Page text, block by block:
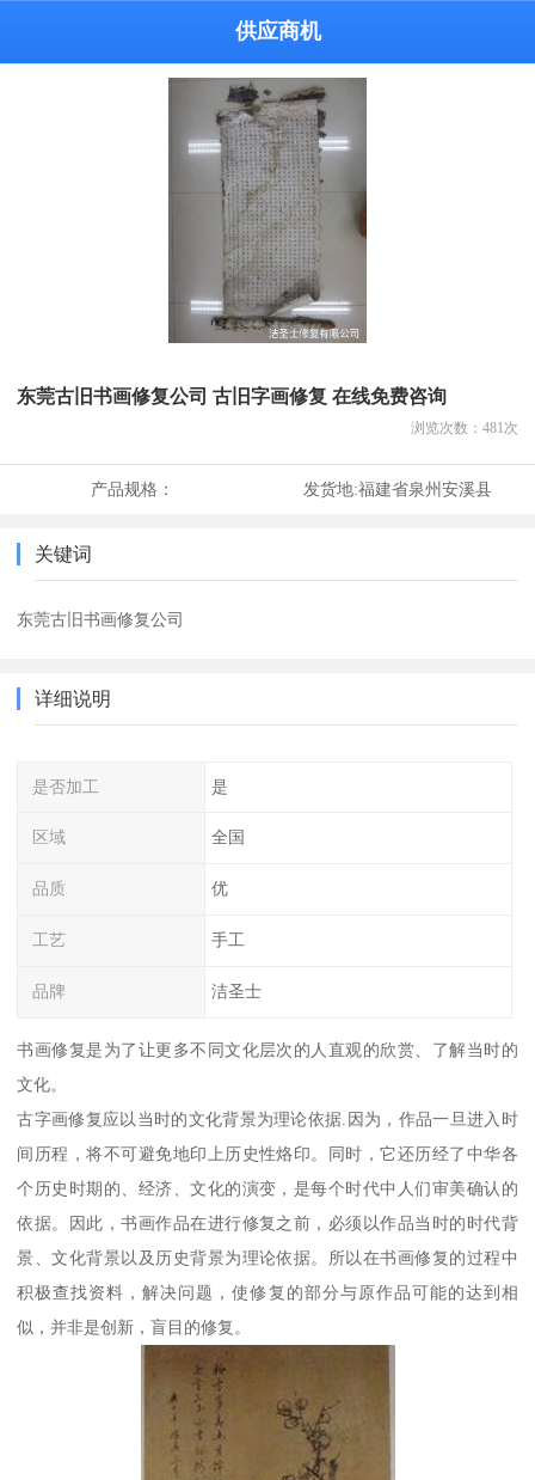
供应商机
东莞古旧书画修复公司 古旧字画修复 在线免费咨询
浏览次数： 481 次
产品规格： 发货地:福建省泉州安溪县
关键词
东莞古旧书画修复公司
详细说明
是否加工 是
区域 全国
品质 优
工艺 手工
品牌 洁圣士
书画修复是为了让更多不同文化层次的人直观的欣赏、了解当时的
文化。
古字画修复应以当时的文化背景为理论依据.因为，作品一旦进入时
间历程，将不可避免地印上历史性烙印。同时，它还历经了中华各
个历史时期的、经济、文化的演变，是每个时代中人们审美确认的
依据。因此，书画作品在进行修复之前，必须以作品当时的时代背
景、文化背景以及历史背景为理论依据。所以在书画修复的过程中
积极查找资料，解决问题，使修复的部分与原作品可能的达到相
似，并非是创新，盲目的修复。